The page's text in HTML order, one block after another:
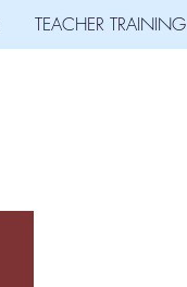
TEACHER TRAINING